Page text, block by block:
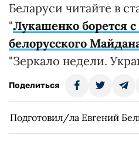
Беларуси читайте в
"Лукашенко борется
белорусского
"Зеркало недели.
Поделиться
Подготовил/ла Евгений